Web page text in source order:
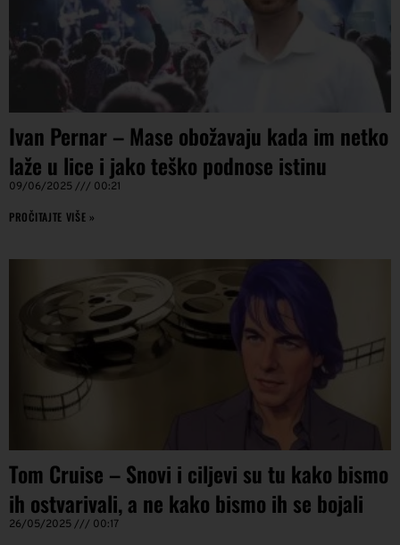
Ivan Pernar – Mase obožavaju kada im netko
laže u lice i jako teško podnose istinu
09/06/2025 00:21
PROČITAJTE VIŠE »
Tom Cruise – Snovi i ciljevi su tu kako bismo
ih ostvarivali, a ne kako bismo ih se bojali
26/05/2025 00:17